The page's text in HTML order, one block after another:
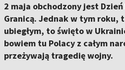
2 maja obchodzony jest
Granicą. Jednak w tym roku,
ubiegłym, to święto w
bowiem tu Polacy z całym
przeżywają tragedię wojny.